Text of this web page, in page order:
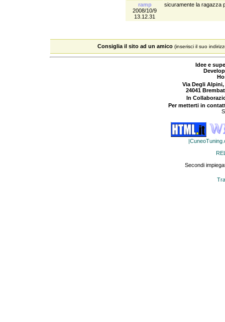
ramp
2008/10/9
13.12.31
sicuramente la ragazza
Consiglia il sito ad un amico (inserisci il suo
Idee e
Via Degli Alpini,
24041
In
Per metterti in
Secondi